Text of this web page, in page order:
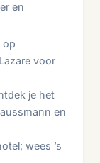
en
op
voor
je het
en
wees ’s